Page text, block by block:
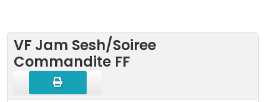
VF Jam Sesh/Soiree
Commandite FF